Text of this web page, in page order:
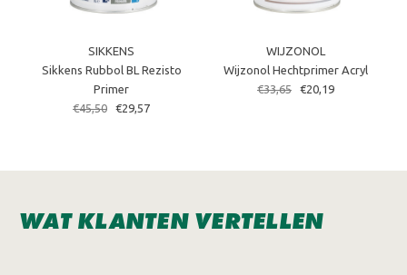
SIKKENS
Sikkens Rubbol BL Rezisto
Primer
€45,50
€29,57
WIJZONOL
Wijzonol Hechtprimer Acryl
€33,65
€20,19
WAT KLANTEN VERTELLEN